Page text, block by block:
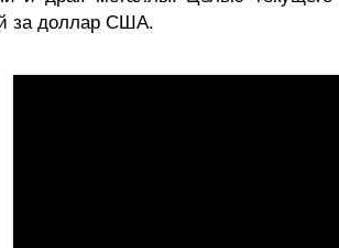
за доллар США.